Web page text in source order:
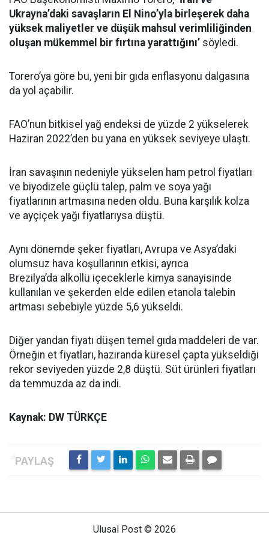
Ukrayna’daki savaşların El Nino’yla birleşerek daha
yüksek maliyetler ve düşük mahsul verimliliğinden
oluşan mükemmel bir fırtına yarattığını’ söyledi.
Torero’ya göre bu, yeni bir gıda enflasyonu dalgasına
da yol açabilir.
FAO’nun bitkisel yağ endeksi de yüzde 2 yükselerek
Haziran 2022’den bu yana en yüksek seviyeye ulaştı.
İran savaşının nedeniyle yükselen ham petrol fiyatları
ve biyodizele güçlü talep, palm ve soya yağı
fiyatlarının artmasına neden oldu. Buna karşılık kolza
ve ayçiçek yağı fiyatlarıysa düştü.
Aynı dönemde şeker fiyatları, Avrupa ve Asya’daki
olumsuz hava koşullarının etkisi, ayrıca
Brezilya’da alkollü içeceklerle kimya sanayisinde
kullanılan ve şekerden elde edilen etanola talebin
artması sebebiyle yüzde 5,6 yükseldi.
Diğer yandan fiyatı düşen temel gıda maddeleri de var.
Örneğin et fiyatları, haziranda küresel çapta yükseldiği
rekor seviyeden yüzde 2,8 düştü. Süt ürünleri fiyatları
da temmuzda az da indi.
Kaynak: DW TÜRKÇE
Ulusal Post © 2026